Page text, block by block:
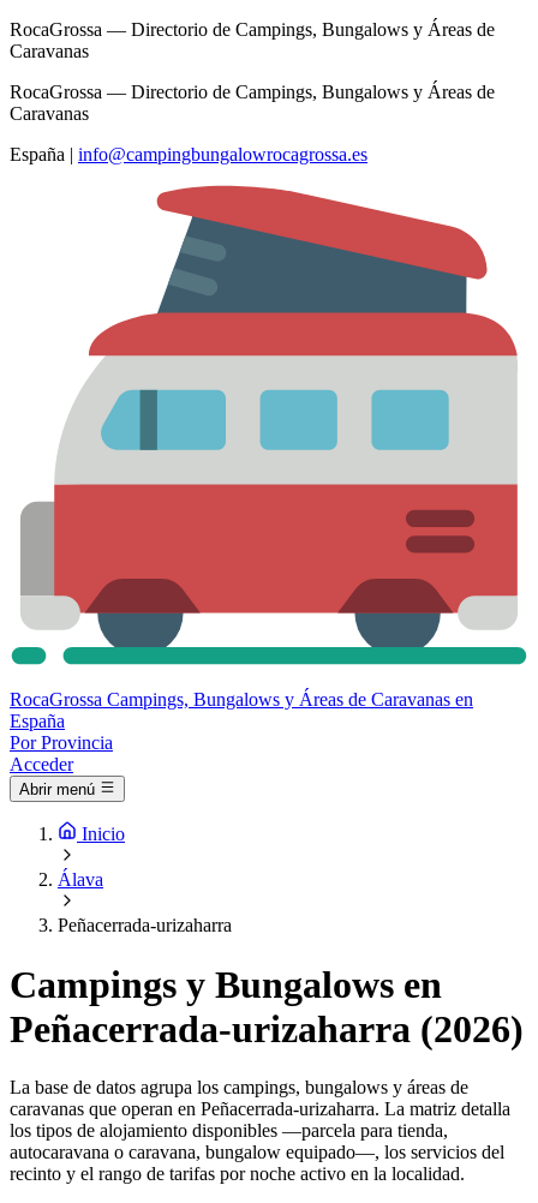
RocaGrossa — Directorio de Campings, Bungalows y Áreas de
Caravanas
RocaGrossa — Directorio de Campings, Bungalows y Áreas de
Caravanas
España | info@campingbungalowrocagrossa.es
RocaGrossa Campings, Bungalows y Áreas de Caravanas en
España
Por Provincia
Acceder
Abrir menú
Inicio
Álava
Peñacerrada-urizaharra
Campings y Bungalows en
Peñacerrada-urizaharra (2026)
La base de datos agrupa los campings, bungalows y áreas de
caravanas que operan en Peñacerrada-urizaharra. La matriz detalla
los tipos de alojamiento disponibles —parcela para tienda,
autocaravana o caravana, bungalow equipado—, los servicios del
recinto y el rango de tarifas por noche activo en la localidad.